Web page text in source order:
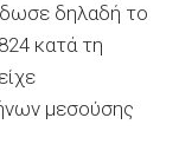
δηλαδή το
κατά τη
μεσούσης